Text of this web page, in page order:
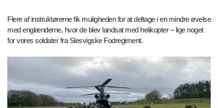
Flere af instruktørerne fik muligheden for at deltage i en mindre øvelse
med englænderne, hvor de blev landsat med helikopter – lige noget
for vores soldater fra Slesvigske Fodregiment.